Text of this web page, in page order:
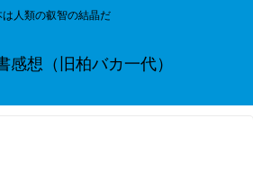
は人類の叡智の結晶だ
感想（旧柏バカ一代）